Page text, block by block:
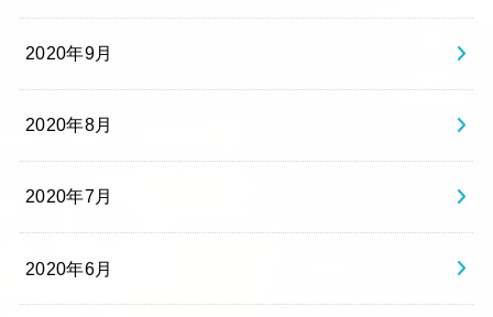
2020年9月
2020年8月
2020年7月
2020年6月